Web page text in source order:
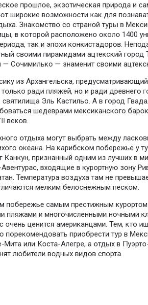
прошлое, экзотическая природа и
широкие возможности как для
Знакомство со страной туры в
в которой расположено около 1400
так и эпохи конкистадоров.
своими пирамидами ацтекский город
— Сочимилько — знаменит своими
из Архангельска,
только ради пляжей, но и ради древнего
святилища Эль Кастильо. А в город
шедеврами мексиканского
веков.
отдыха могут выбрать между
океана. На карибском побережье у
Канкун, признанный одним из лучших в
входящие в курортную зону
Температура воздуха там не
мелким белоснежным песком.
побережье самым престижным курортом
пляжами и многочисленными ночными
очень ценится американцами. Тем, кто
порекомендовать приобрести тур в
Мита или Коста-Алегре, а отдых в
любители водных видов спорта.